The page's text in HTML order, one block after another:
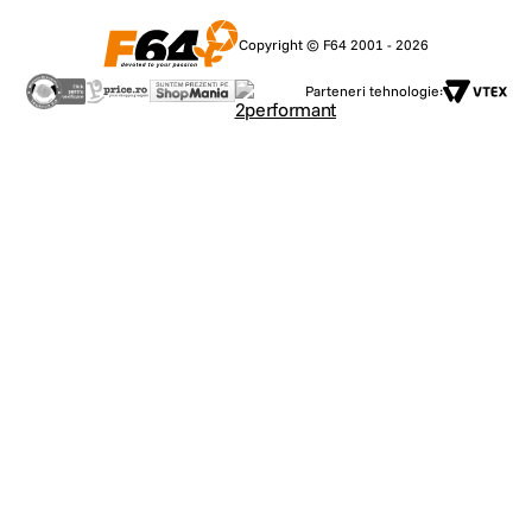
Copyright © F64 2001 - 2026
Parteneri tehnologie: